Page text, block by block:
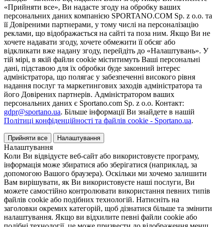
«Прийняти все», Ви надасте згоду на обробку ваших
персональних даних компанією SPORTANO.COM Sp. z o.o. та
її Довіреними партнерами, у тому числі на персоналізацію
реклами, що відображається на сайті та поза ним. Якщо Ви не
хочете надавати згоду, хочете обмежити її обсяг або
відкликати вже надану згоду, перейдіть до «Налаштувань». У
тій мірі, в якій файли cookie міститимуть Ваші персональні
дані, підставою для їх обробки буде законний інтерес
адміністратора, що полягає у забезпеченні високого рівня
надання послуг та маркетингових заходів адміністратора та
його Довірених партнерів. Адміністратором ваших
персональних даних є Sportano.com Sp. z o.o. Контакт:
gdpr@sportano.ua. Більше інформації Ви знайдете в нашій
Політиці конфіденційності та файлів cookie - Sportano.ua.
Прийняти все Налаштування
Налаштування
Коли Ви відвідуєте веб-сайт або використовуєте програму,
інформація може збиратися або зберігатися (наприклад, за
допомогою Вашого браузера). Оскільки ми хочемо залишити
Вам вирішувати, як Ви використовуєте наші послуги, Ви
можете самостійно контролювати використання певних типів
файлів cookie або подібних технологій. Натисніть на
заголовки окремих категорій, щоб дізнатися більше та змінити
налаштування. Якщо ви відхилите певні файли cookie або